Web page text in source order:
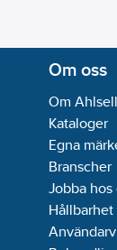
Om oss
Om Ahlsell
Kataloger
Egna
Branscher
Jobba hos
Hållbarhet